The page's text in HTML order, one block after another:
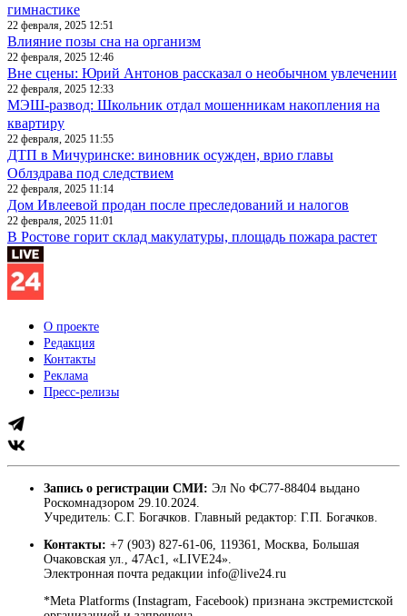
гимнастике
22 февраля, 2025 12:51
Влияние позы сна на организм
22 февраля, 2025 12:46
Вне сцены: Юрий Антонов рассказал о необычном увлечении
22 февраля, 2025 12:33
МЭШ-развод: Школьник отдал мошенникам накопления на
квартиру
22 февраля, 2025 11:55
ДТП в Мичуринске: виновник осужден, врио главы
Облздрава под следствием
22 февраля, 2025 11:14
Дом Ивлеевой продан после преследований и налогов
22 февраля, 2025 11:01
В Ростове горит склад макулатуры, площадь пожара растет
О проекте
Редакция
Контакты
Реклама
Пресс-релизы
Запись о регистрации СМИ: Эл No ФС77-88404 выдано
Роскомнадзором 29.10.2024.
Учредитель: С.Г. Богачков. Главный редактор: Г.П. Богачков.
Контакты: +7 (903) 827-61-06, 119361, Москва, Большая
Очаковская ул., 47Ас1, «LIVE24».
Электронная почта редакции info@live24.ru
*Meta Platforms (Instagram, Facebook) признана экстремистской